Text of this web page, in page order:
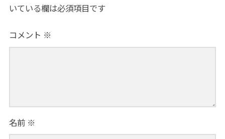
いている欄は必須項目です
コメント ※
名前 ※